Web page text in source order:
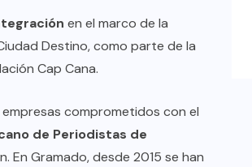
en el marco de la
Destino, como parte de la
Cap Cana.
comprometidos con el
de Periodistas de
En Gramado, desde 2015 se han